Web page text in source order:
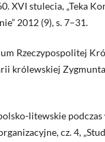
XVI stulecia, „Teka
2012 (9), s. 7–31.
Rzeczypospolitej
królewskiej
litewskie
cz. 4,